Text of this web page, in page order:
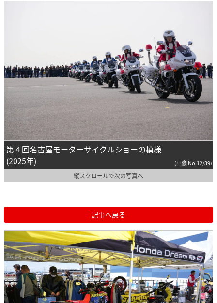
第４回名古屋モーターサイクルショーの模様
(2025年)
(画像 No.12/39)
縦スクロールで次の写真へ
記事へ戻る